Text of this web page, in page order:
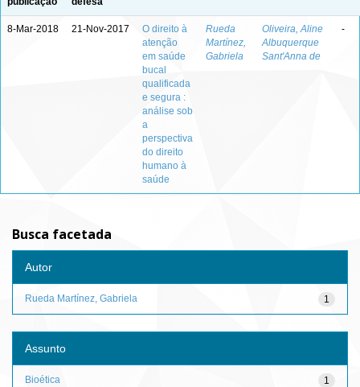
8-Mar-2018 21-Nov-2017
O direito à
atenção
em saúde
bucal
qualificada
e segura :
análise sob
a
perspectiva
do direito
humano à
saúde
Rueda
Martínez,
Gabriela
Oliveira, Aline
Albuquerque
Sant'Anna de
-
Busca facetada
Autor
1
Rueda Martínez, Gabriela
Assunto
1
Bioética